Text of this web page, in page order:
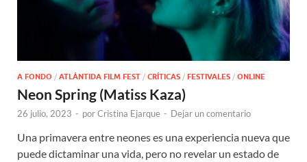
A FONDO / ATLÁNTIDA FILM FEST / CRÍTICAS / FESTIVALES / ONLINE
Neon Spring (Matiss Kaza)
26 julio, 2023 - porCristina Ejarque - Dejar un comentario
Una primavera entre neones es una experiencia nueva que
puede dictaminar una vida, pero no revelar un estado de